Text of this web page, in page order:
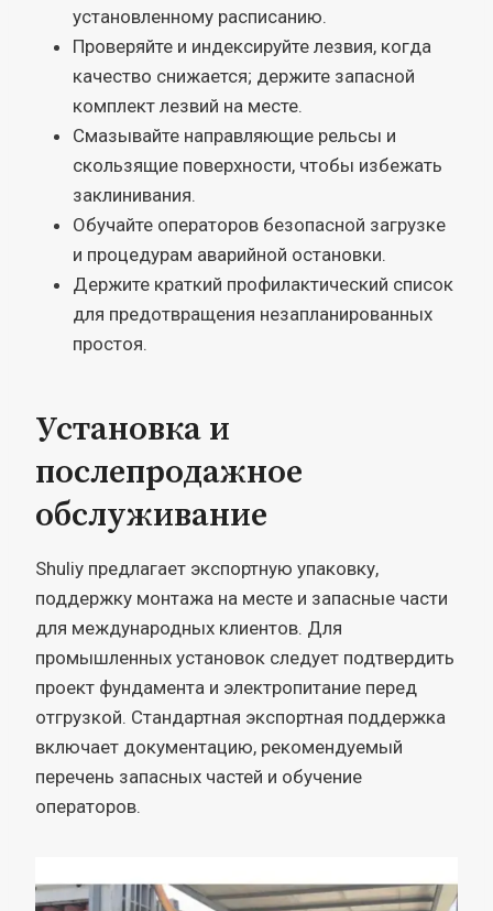
установленному расписанию.
Проверяйте и индексируйте лезвия, когда
качество снижается; держите запасной
комплект лезвий на месте.
Смазывайте направляющие рельсы и
скользящие поверхности, чтобы избежать
заклинивания.
Обучайте операторов безопасной загрузке
и процедурам аварийной остановки.
Держите краткий профилактический список
для предотвращения незапланированных
простоя.
Установка и
послепродажное
обслуживание
Shuliy предлагает экспортную упаковку,
поддержку монтажа на месте и запасные части
для международных клиентов. Для
промышленных установок следует подтвердить
проект фундамента и электропитание перед
отгрузкой. Стандартная экспортная поддержка
включает документацию, рекомендуемый
перечень запасных частей и обучение
операторов.